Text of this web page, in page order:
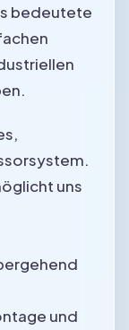
bedeutete
uns
und